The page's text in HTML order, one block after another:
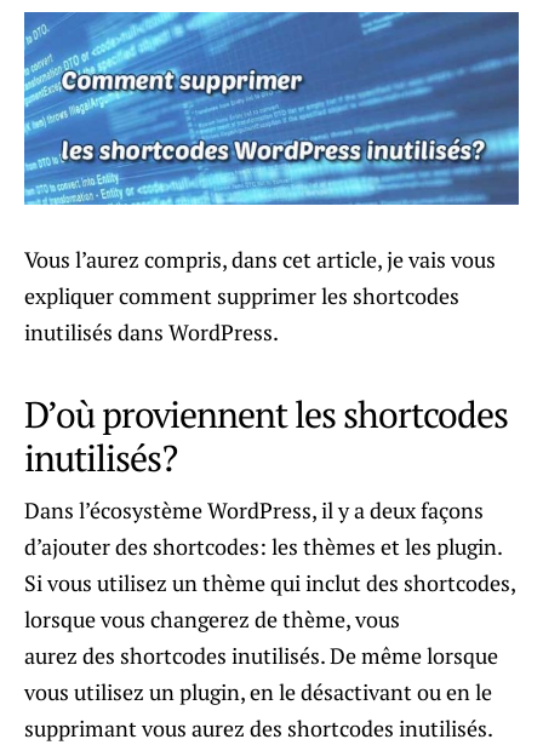
Vous l’aurez compris, dans cet article, je vais vous
expliquer comment supprimer les shortcodes
inutilisés dans WordPress.
D’où proviennent les shortcodes
inutilisés?
Dans l’écosystème WordPress, il y a deux façons
d’ajouter des shortcodes: les thèmes et les plugin.
Si vous utilisez un thème qui inclut des shortcodes,
lorsque vous changerez de thème, vous
aurez des shortcodes inutilisés. De même lorsque
vous utilisez un plugin, en le désactivant ou en le
supprimant vous aurez des shortcodes inutilisés.